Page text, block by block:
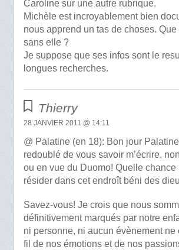
Caroline sur une autre rubrique.
Michèle est incroyablement bien
nous apprend un tas de choses.
sans elle ?
Je suppose que ses infos sont le
longues recherches.
Thierry
28 JANVIER 2011 @ 14:11
@ Palatine (en 18): Bon jour
redoublé de vous savoir m’écrire,
ou en vue du Duomo! Quelle chance
résider dans cet endroît béni des
Savez-vous! Je crois que nous
définitivement marqués par notre
ni personne, ni aucun évènement ne
fil de nos émotions et de nos